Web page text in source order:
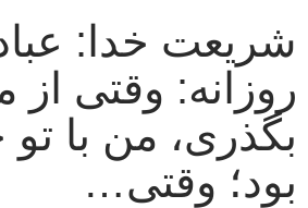
شریعت خدا:
روزانه: وقتی از
بگذری، من با
بود؛ وقتی…